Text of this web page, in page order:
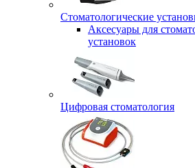
Стоматологические
Аксесуары для
установок
Цифровая стоматология